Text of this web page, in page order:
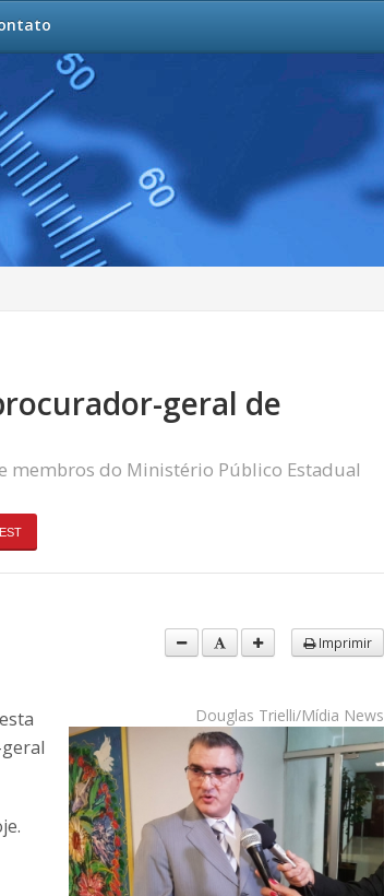
geral de
membros do Ministério Público Estadual
Imprimir
Douglas Trielli/Mídia News